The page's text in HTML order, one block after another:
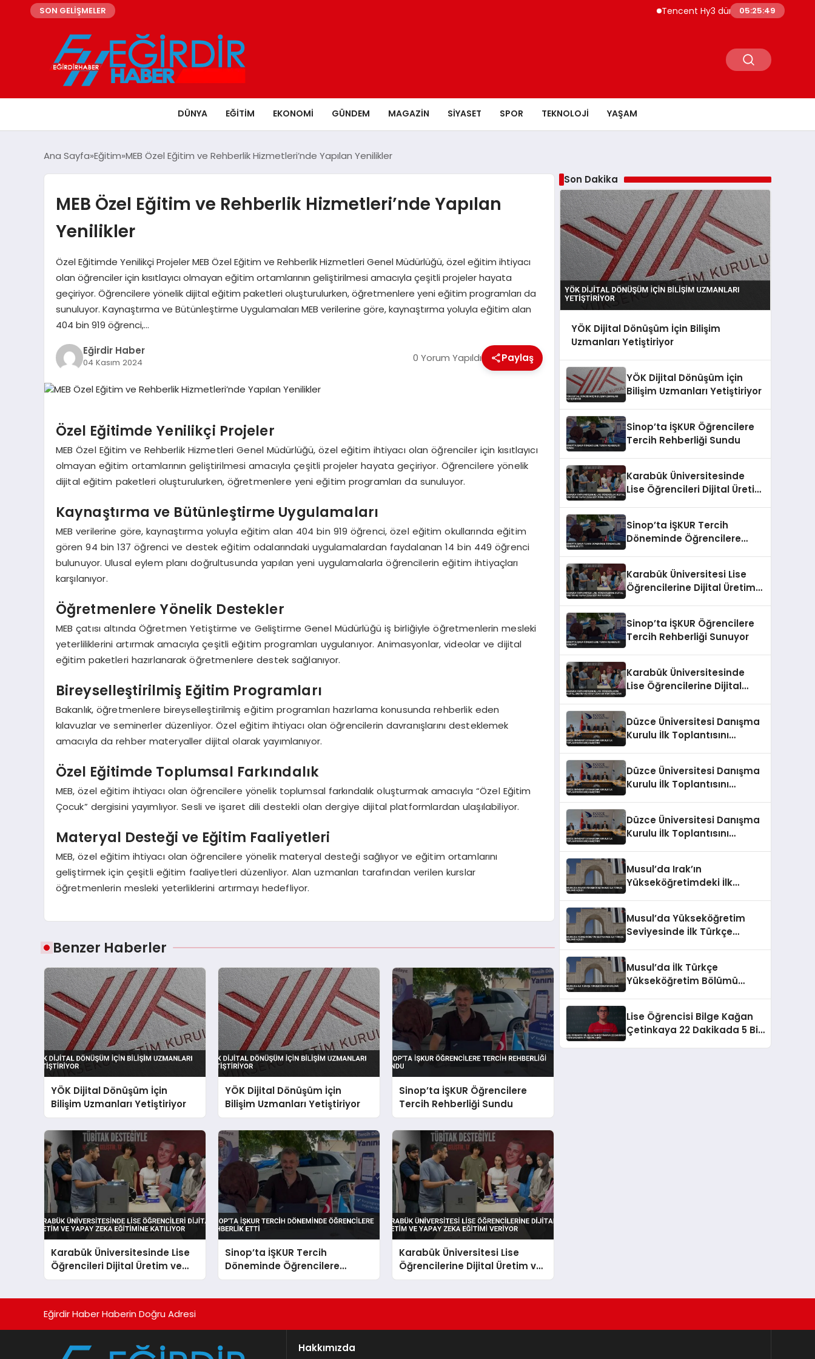
SON GELİŞMELER Tencent Hy3 dünya genelinde
05:25:50
DÜNYA EĞITIM EKONOMI GÜNDEM MAGAZIN SIYASET SPOR TEKNOLOJI YAŞAM
Ana Sayfa Eğitim MEB Özel Eğitim ve Rehberlik Hizmetleri’nde Yapılan Yenilikler
MEB Özel Eğitim ve Rehberlik Hizmetleri’nde Yapılan
Yenilikler
Özel Eğitimde Yenilikçi Projeler MEB Özel Eğitim ve Rehberlik Hizmetleri Genel Müdürlüğü, özel eğitim ihtiyacı
olan öğrenciler için kısıtlayıcı olmayan eğitim ortamlarının geliştirilmesi amacıyla çeşitli projeler hayata
geçiriyor. Öğrencilere yönelik dijital eğitim paketleri oluşturulurken, öğretmenlere yeni eğitim programları da
sunuluyor. Kaynaştırma ve Bütünleştirme Uygulamaları MEB verilerine göre, kaynaştırma yoluyla eğitim alan
404 bin 919 öğrenci,…
Eğirdir Haber
04 Kasım 2024 0 Yorum Yapıldı Paylaş
Özel Eğitimde Yenilikçi Projeler
MEB Özel Eğitim ve Rehberlik Hizmetleri Genel Müdürlüğü, özel eğitim ihtiyacı olan öğrenciler için kısıtlayıcı
olmayan eğitim ortamlarının geliştirilmesi amacıyla çeşitli projeler hayata geçiriyor. Öğrencilere yönelik
dijital eğitim paketleri oluşturulurken, öğretmenlere yeni eğitim programları da sunuluyor.
Kaynaştırma ve Bütünleştirme Uygulamaları
MEB verilerine göre, kaynaştırma yoluyla eğitim alan 404 bin 919 öğrenci, özel eğitim okullarında eğitim
gören 94 bin 137 öğrenci ve destek eğitim odalarındaki uygulamalardan faydalanan 14 bin 449 öğrenci
bulunuyor. Ulusal eylem planı doğrultusunda yapılan yeni uygulamalarla öğrencilerin eğitim ihtiyaçları
karşılanıyor.
Öğretmenlere Yönelik Destekler
MEB çatısı altında Öğretmen Yetiştirme ve Geliştirme Genel Müdürlüğü iş birliğiyle öğretmenlerin mesleki
yeterliliklerini artırmak amacıyla çeşitli eğitim programları uygulanıyor. Animasyonlar, videolar ve dijital
eğitim paketleri hazırlanarak öğretmenlere destek sağlanıyor.
Bireyselleştirilmiş Eğitim Programları
Bakanlık, öğretmenlere bireyselleştirilmiş eğitim programları hazırlama konusunda rehberlik eden
kılavuzlar ve seminerler düzenliyor. Özel eğitim ihtiyacı olan öğrencilerin davranışlarını desteklemek
amacıyla da rehber materyaller dijital olarak yayımlanıyor.
Özel Eğitimde Toplumsal Farkındalık
MEB, özel eğitim ihtiyacı olan öğrencilere yönelik toplumsal farkındalık oluşturmak amacıyla “Özel Eğitim
Çocuk” dergisini yayımlıyor. Sesli ve işaret dili destekli olan dergiye dijital platformlardan ulaşılabiliyor.
Materyal Desteği ve Eğitim Faaliyetleri
MEB, özel eğitim ihtiyacı olan öğrencilere yönelik materyal desteği sağlıyor ve eğitim ortamlarını
geliştirmek için çeşitli eğitim faaliyetleri düzenliyor. Alan uzmanları tarafından verilen kurslar
öğretmenlerin mesleki yeterliklerini artırmayı hedefliyor.
Benzer Haberler
YÖK Dijital Dönüşüm İçin
Bilişim Uzmanları Yetiştiriyor
YÖK Dijital Dönüşüm İçin
Bilişim Uzmanları Yetiştiriyor
Sinop’ta İŞKUR Öğrencilere
Tercih Rehberliği Sundu
Karabük Üniversitesinde Lise
Öğrencileri Dijital Üretim ve
Yapay Zeka Eğitimine Katılıyor
Sinop’ta İŞKUR Tercih
Döneminde Öğrencilere
Rehberlik Etti
Karabük Üniversitesi Lise
Öğrencilerine Dijital Üretim ve
Yapay Zeka Eğitimi Veriyor
Son Dakika
YÖK Dijital Dönüşüm İçin Bilişim
Uzmanları Yetiştiriyor
YÖK Dijital Dönüşüm İçin
Bilişim Uzmanları Yetiştiriyor
Sinop’ta İŞKUR Öğrencilere
Tercih Rehberliği Sundu
Karabük Üniversitesinde
Lise Öğrencileri Dijital Üretim
Sinop’ta İŞKUR Tercih
Döneminde Öğrencilere
Karabük Üniversitesi Lise
Öğrencilerine Dijital Üretim
Sinop’ta İŞKUR Öğrencilere
Tercih Rehberliği Sunuyor
Karabük Üniversitesinde
Lise Öğrencilerine Dijital
Düzce Üniversitesi Danışma
Kurulu İlk Toplantısını
Düzce Üniversitesi Danışma
Kurulu İlk Toplantısını
Düzce Üniversitesi Danışma
Kurulu İlk Toplantısını
Musul’da Irak’ın
Yükseköğretimdeki İlk
Musul’da Yükseköğretim
Seviyesinde İlk Türkçe
Musul’da İlk Türkçe
Yükseköğretim Bölümü
Lise Öğrencisi Bilge Kağan
Çetinkaya 22 Dakikada 5 Bin
Eğirdir Haber Haberin Doğru Adresi
Hakkımızda